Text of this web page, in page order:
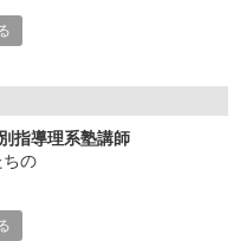
はいりませんよ。
OK！
心してご応募ください。
来るようになります☆
指導理系塾講師
ちの